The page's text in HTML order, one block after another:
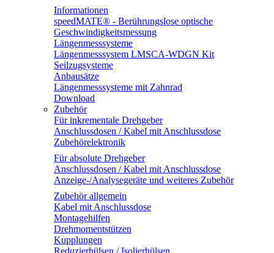
Informationen
speedMATE® - Berührungslose optische
Geschwindigkeitsmessung
Längenmesssysteme
Längenmesssystem LMSCA-WDGN Kit
Seilzugsysteme
Anbausätze
Längenmesssysteme mit Zahnrad
Download
Zubehör
Für inkrementale Drehgeber
Anschlussdosen / Kabel mit Anschlussdose
Zubehörelektronik
Für absolute Drehgeber
Anschlussdosen / Kabel mit Anschlussdose
Anzeige-/Analysegeräte und weiteres Zubehör
Zubehör allgemein
Kabel mit Anschlussdose
Montagehilfen
Drehmomentstützen
Kupplungen
Reduzierhülsen / Isolierhülsen